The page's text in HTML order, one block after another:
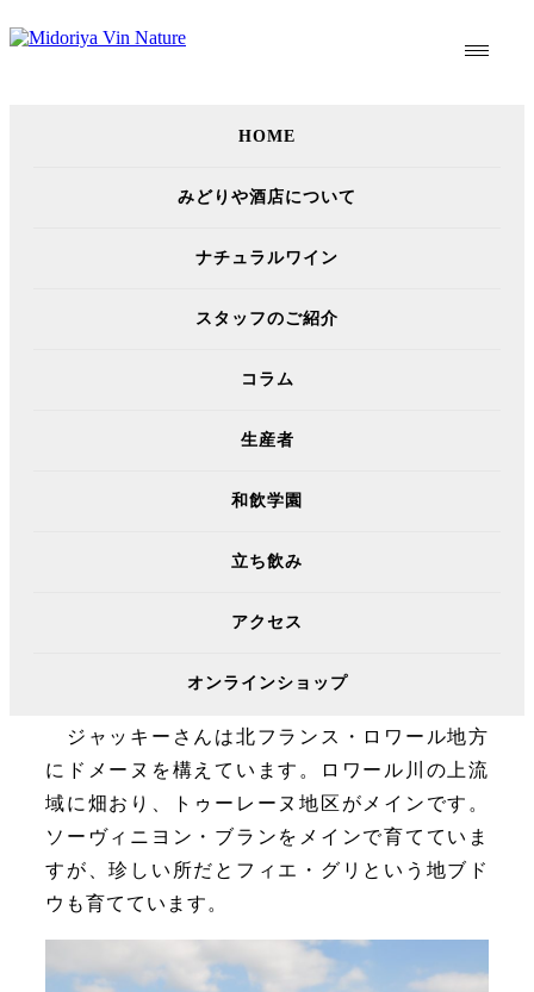
HOME
みどりや酒店について
ナチュラルワイン
スタッフのご紹介
コラム
生産者
和飲学園
立ち飲み
アクセス
オンラインショップ
Column
ジャッキー・プレス／キュヴ
ェ・ロワイヤル 2018
今日は「ミネラル」と言えばこの人！ ジャッ
ジャッキーさんは北フランス・ロワール地方
にドメーヌを構えています。ロワール川の上流
域に畑おり、トゥーレーヌ地区がメインです。
ソーヴィニヨン・ブランをメインで育てていま
すが、珍しい所だとフィエ・グリという地ブド
ウも育てています。